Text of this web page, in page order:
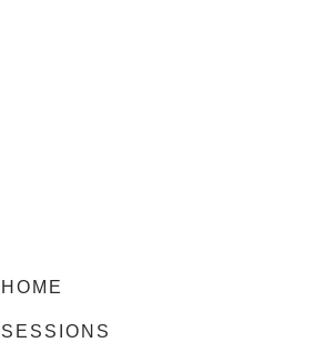
HOME
SESSIONS